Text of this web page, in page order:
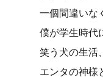
一個間違いな
僕が学生時代
笑う犬の生活
エンタの神様